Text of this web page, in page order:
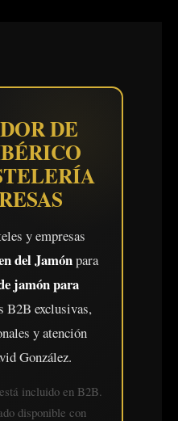
DE
y empresas
del Jamónpara
jamón para
B2B exclusivas,
y atención
González.
incluido en B2B.
disponible con